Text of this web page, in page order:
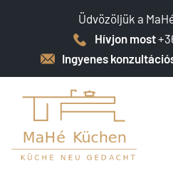
Üdvözöljük a
Hívjon most
Ingyenes